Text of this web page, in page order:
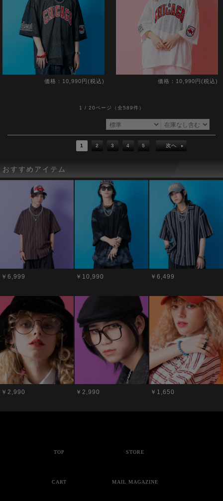
価格：10,990円(税込) 価格：10,990円(税込)
1 / 20ページ （全589件）
1 2 3 4 5 次へ
おすすめアイテム
￥6,999 ￥10,990 ￥6,499
￥2,990 ￥2,990 ￥1,650
TOP STORE
CART MAIL MAGAZINE